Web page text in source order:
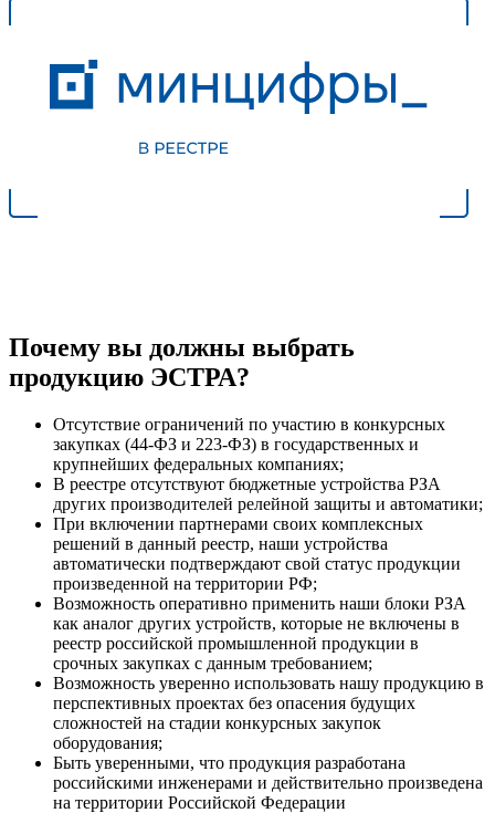
Почему вы должны выбрать
продукцию ЭСТРА?
Отсутствие ограничений по участию в конкурсных
закупках (44-ФЗ и 223-ФЗ) в государственных и
крупнейших федеральных компаниях;
В реестре отсутствуют бюджетные устройства РЗА
других производителей релейной защиты и автоматики;
При включении партнерами своих комплексных
решений в данный реестр, наши устройства
автоматически подтверждают свой статус продукции
произведенной на территории РФ;
Возможность оперативно применить наши блоки РЗА
как аналог других устройств, которые не включены в
реестр российской промышленной продукции в
срочных закупках с данным требованием;
Возможность уверенно использовать нашу продукцию в
перспективных проектах без опасения будущих
сложностей на стадии конкурсных закупок
оборудования;
Быть уверенными, что продукция разработана
российскими инженерами и действительно произведена
на территории Российской Федерации